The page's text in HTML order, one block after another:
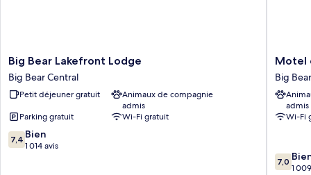
Big
Bear
Lakefront
Lodge
Bear
Central
Big Bear Lakefront Lodge
Big Bear Central
Petit déjeuner gratuit
Animaux de compagnie
admis
Parking gratuit
Wi-Fi gratuit
7.4
sur
7,4 Bien
1 014 avis
Motel
6
Big
Bear
Lake,
CA
Lake
Motel
Big
admis
Wi-Fi
7.0
sur
7,0
1